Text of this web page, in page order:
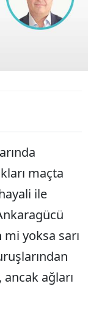
maçta
ile
mi yoksa sarı
ancak ağları